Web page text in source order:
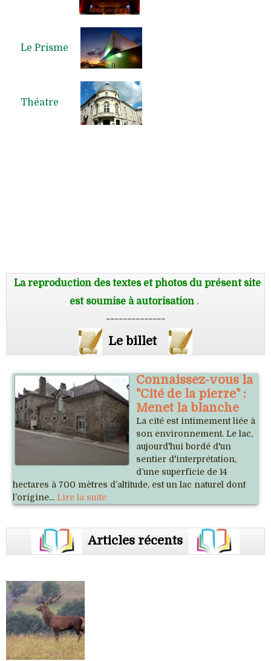
Le Prisme
Théatre
La reproduction des textes et photos du présent site
est soumise à autorisation.
--------------
Le billet
Connaissez-vous la
"Cité de la pierre" :
Menet la blanche
La cité est intimement liée à
son environnement. Le lac,
aujourd'hui bordé d'un
sentier d'interprétation,
d’une superficie de 14
hectares à 700 mètres d’altitude, est un lac naturel dont
l’origine... Lire la suite
Articles récents